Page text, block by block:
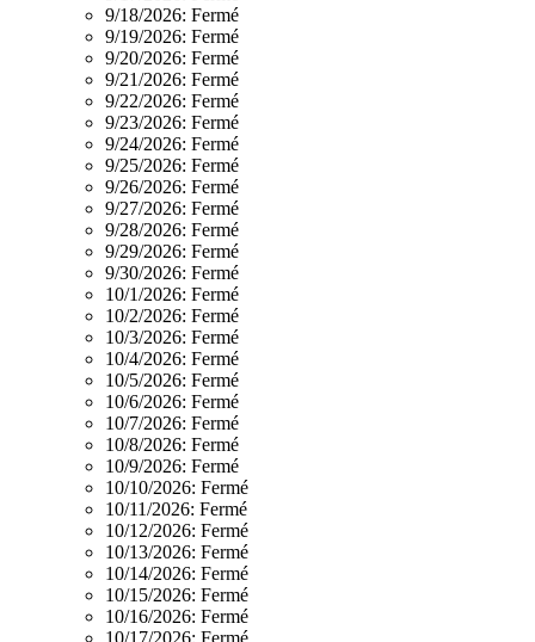
9/18/2026: Fermé
9/19/2026: Fermé
9/20/2026: Fermé
9/21/2026: Fermé
9/22/2026: Fermé
9/23/2026: Fermé
9/24/2026: Fermé
9/25/2026: Fermé
9/26/2026: Fermé
9/27/2026: Fermé
9/28/2026: Fermé
9/29/2026: Fermé
9/30/2026: Fermé
10/1/2026: Fermé
10/2/2026: Fermé
10/3/2026: Fermé
10/4/2026: Fermé
10/5/2026: Fermé
10/6/2026: Fermé
10/7/2026: Fermé
10/8/2026: Fermé
10/9/2026: Fermé
10/10/2026: Fermé
10/11/2026: Fermé
10/12/2026: Fermé
10/13/2026: Fermé
10/14/2026: Fermé
10/15/2026: Fermé
10/16/2026: Fermé
10/17/2026: Fermé